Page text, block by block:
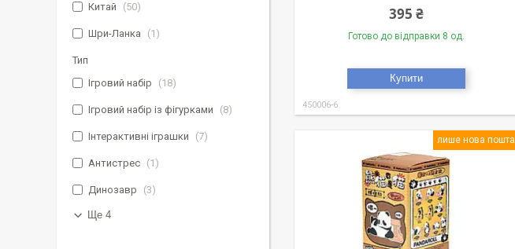
395 ₴
Готово до відправки 8 од.
Купити
450006-6
лише нова пошта
Китай
50
Шри-Ланка 1
Тип
Ігровий набір
18
Ігровий набір із фігурками 8
Інтерактивні іграшки 7
Антистрес 1
Динозавр 3
Ще 4